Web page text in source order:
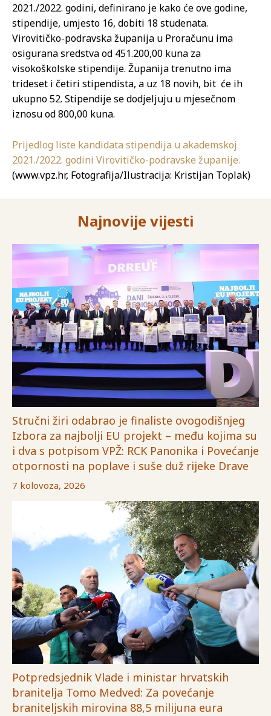
2021./2022. godini, definirano je kako će ove godine,
stipendije, umjesto 16, dobiti 18 studenata.
Virovitičko-podravska županija u Proračunu ima
osigurana sredstva od 451.200,00 kuna za
visokoškolske stipendije. Županija trenutno ima
trideset i četiri stipendista, a uz 18 novih, bit će ih
ukupno 52. Stipendije se dodjeljuju u mjesečnom
iznosu od 800,00 kuna.
Prijedlog liste kandidata stipendija u akademskoj
2021./2022. godini Virovitičko-podravske županije.
(www.vpz.hr, Fotografija/Ilustracija: Kristijan Toplak)
Najnovije vijesti
Stručni žiri odabrao je finaliste ovogodišnjeg
Izbora za najbolji EU projekt – među kojima su
i dva s potpisom VPŽ: RCK Panonika i Povećanje
otpornosti na poplave i suše duž rijeke Drave
7 kolovoza, 2026
Potpredsjednik Vlade i ministar hrvatskih
branitelja Tomo Medved: Za povećanje
braniteljskih mirovina 88,5 milijuna eura